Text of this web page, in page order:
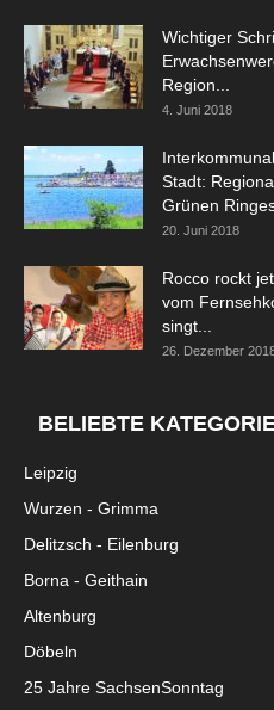
Wichtiger
Region...
4. Juni 2018
Stadt:
Grünen
20. Juni 2018
Rocco rockt
vom
singt...
26. Dezember
BELIEBTE
Leipzig
Wurzen - Grimma
Delitzsch - Eilenburg
Borna - Geithain
Altenburg
Döbeln
25 Jahre SachsenSonntag